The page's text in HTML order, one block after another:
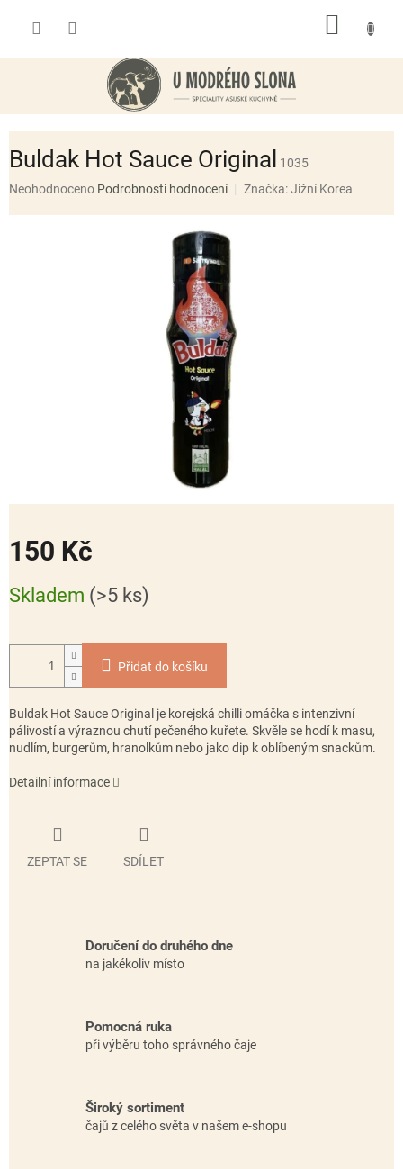
Buldak Hot Sauce Original
1035
Průměrné
Neohodnoceno Podrobnosti hodnocení Značka:Jižní Korea
150 Kč
cena:
Skladem (>5 ks)
Přidat do košíku
Buldak Hot Sauce Original je korejská chilli omáčka s intenzivní
pálivostí a výraznou chutí pečeného kuřete. Skvěle se hodí k masu,
nudlím, burgerům, hranolkům nebo jako dip k oblíbeným snackům.
Detailní informace
ZEPTAT SE SDÍLET
Doručení do druhého dne
na jakékoliv místo
Pomocná ruka
při výběru toho správného čaje
Široký sortiment
čajů z celého světa v našem e-shopu